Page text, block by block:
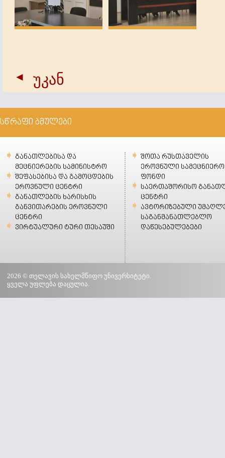
უკან
სწრაფი ბმულები
განათლებისა და
მეცნიერების სამინისტრო
შეფასებისა და გამოცდების
ეროვნული ცენტრი
განათლების ხარისხის
განვითარების ეროვნული
ცენტრი
ვირტუალური ტური თესაუში
შოთა რუსთაველის
ეროვნული სამეცნიერო
ფონდი
საერთაშორისო
ცენტრი
ავტორიზებული
საგანმანათლებლო
დაწესებულებები
2026 © თელავის სახელმწიფო უნივერსიტეტი.
ყველა უფლება დაცულია.